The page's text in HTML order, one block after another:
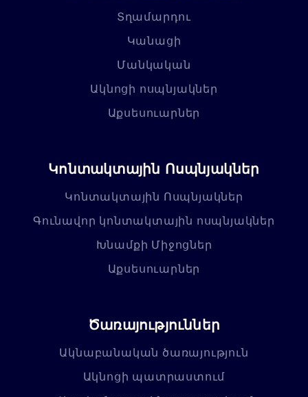
Տղամարդու
Կանացի
Մանկական
Ակնոցի ոսպնյակներ
Աքսեսուարներ
Կոնտակտային Ոսպնյակներ
Կոնտակտային Ոսպնյակներ
Գունավոր կոնտակտային ոսպնյակներ
Խնամքի Միջոցներ
Աքսեսուարներ
Ծառայություններ
Ակնաբանական ծառայություն
Ակնոցի պատրաստում